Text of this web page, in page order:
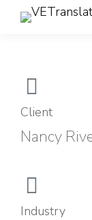
Client
Nancy
Industry